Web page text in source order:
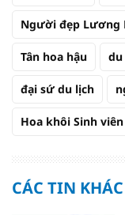
Người đẹp Lương
Tân hoa hậu du
đại sứ du lịch
Hoa khôi Sinh
CÁC TIN KHÁC